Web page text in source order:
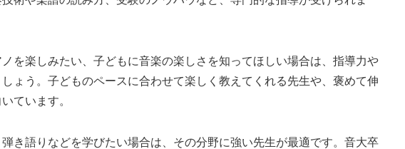
を楽しみたい、子どもに音楽の楽しさを知ってほしい場合は、指導力や
ょう。子どものペースに合わせて楽しく教えてくれる先生や、褒めて伸
ています。
き語りなどを学びたい場合は、その分野に強い先生が最適です。音大卒